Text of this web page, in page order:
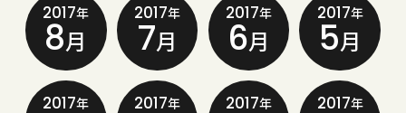
2017年
8月
2017年
7月
2017年
6月
2017年
5月
2017年 2017年 2017年 2017年